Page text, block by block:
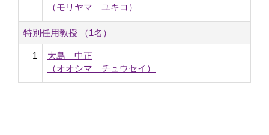
（モリヤマ ユキコ）
特別任用教授 （1名）
1
大島 中正
（オオシマ チュウセイ）